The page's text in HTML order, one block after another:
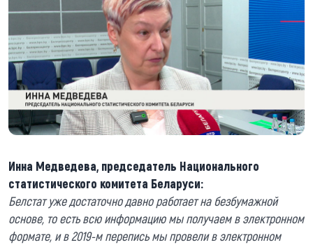
Инна Медведева, председатель Национального
статистического комитета Беларуси:
Белстат уже достаточно давно работает на безбумажной
основе, то есть всю информацию мы получаем в электронном
формате, и в 2019-м перепись мы провели в электронном